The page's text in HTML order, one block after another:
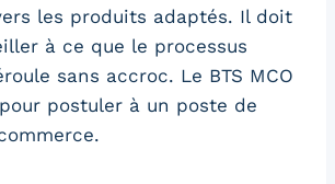
les produits adaptés. Il doit
à ce que le processus
sans accroc. Le BTS MCO
postuler à un poste de